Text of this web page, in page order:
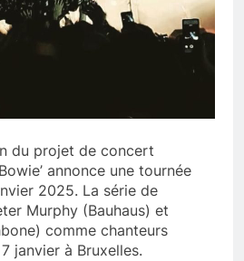
du projet de concert
annonce une tournée
2025. La série de
Murphy (Bauhaus) et
comme chanteurs
janvier à Bruxelles.